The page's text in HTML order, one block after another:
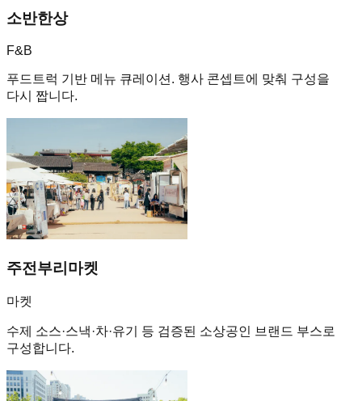
소반한상
F&B
푸드트럭 기반 메뉴 큐레이션. 행사 콘셉트에 맞춰 구성을
다시 짭니다.
주전부리마켓
마켓
수제 소스·스낵·차·유기 등 검증된 소상공인 브랜드 부스로
구성합니다.